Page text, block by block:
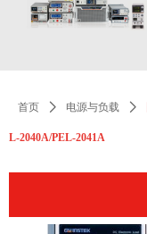
首页 ꄲ 电源与负载 ꄲ
L-2040A/PEL-2041A